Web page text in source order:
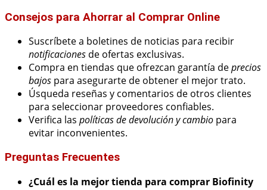
Consejos para Ahorrar al Comprar Online
Suscríbete a boletines de noticias para recibir
notificaciones de ofertas exclusivas.
Compra en tiendas que ofrezcan garantía deprecios
bajos para asegurarte de obtener el mejor trato.
Úsqueda reseñas y comentarios de otros clientes
para seleccionar proveedores confiables.
Verifica las políticas de devolución y cambio para
evitar inconvenientes.
Preguntas Frecuentes
¿Cuál es la mejor tienda para comprar Biofinity